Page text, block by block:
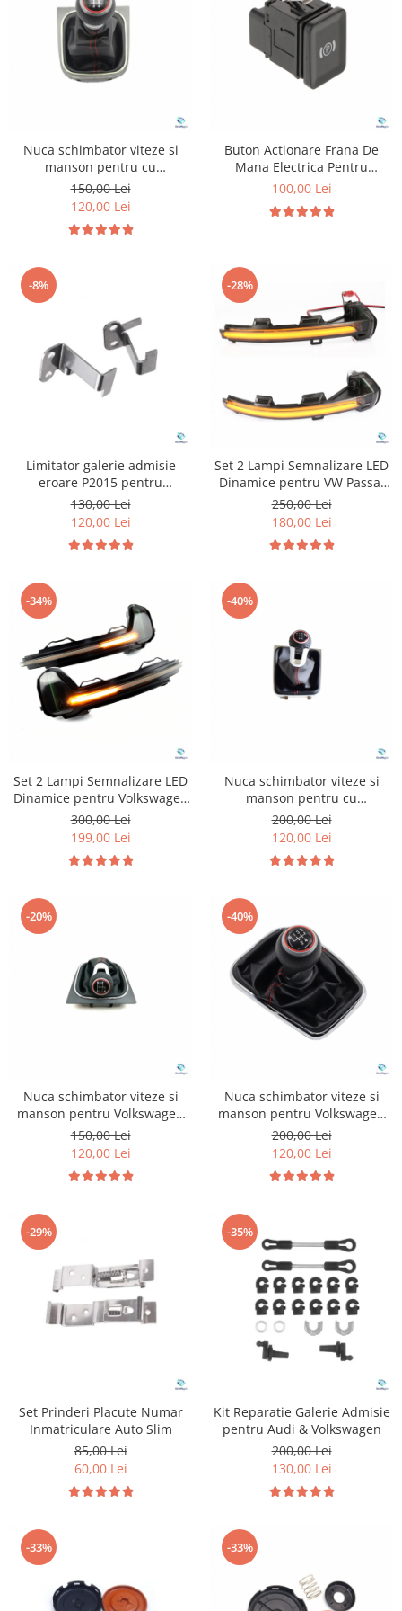
Volkswagen
Dopuri anulare clapete admisie
Garnituri galerie admisie BMW
Valve PCV
Kit reparatie faruri
95%
Eleron Portbagaj
Nuca schimbator viteze si
manson pentru cu
Volkswagen Golf 5
150,00 Lei
120,00 Lei
Buton Actionare Frana De
Mana Electrica Pentru
Volkswagen Passat B6
100,00 Lei
-8%
Limitator galerie admisie
eroare P2015 pentru
Volkswagen Audi
130,00 Lei
120,00 Lei
-28%
Set 2 Lampi Semnalizare LED
Dinamice pentru VW Passat
B8
250,00 Lei
180,00 Lei
-34%
Set 2 Lampi Semnalizare LED
Dinamice pentru Volkswagen
Tiguan MK2
300,00 Lei
199,00 Lei
-40%
Nuca schimbator viteze si
manson pentru cu
Volkswagen Golf 7
200,00 Lei
120,00 Lei
-20%
Nuca schimbator viteze si
manson pentru Volkswagen
Golf 6
150,00 Lei
120,00 Lei
-40%
Nuca schimbator viteze si
manson pentru Volkswagen
Golf 4
200,00 Lei
120,00 Lei
-29%
Set Prinderi Placute Numar
Inmatriculare Auto Slim
85,00 Lei
60,00 Lei
-35%
Kit Reparatie Galerie Admisie
pentru Audi & Volkswagen
200,00 Lei
130,00 Lei
-33% -33%